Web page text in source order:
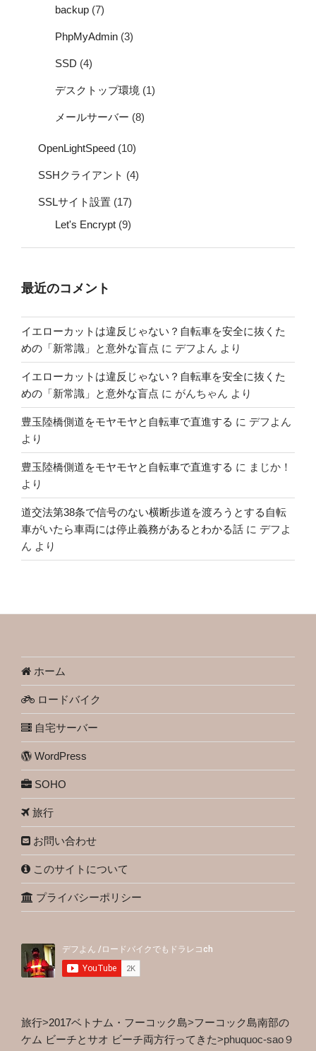
backup (7)
PhpMyAdmin (3)
SSD (4)
デスクトップ環境 (1)
メールサーバー (8)
OpenLightSpeed (10)
SSHクライアント (4)
SSLサイト設置 (17)
Let's Encrypt (9)
最近のコメント
イエローカットは違反じゃない？自転車を安全に抜くた
めの「新常識」と意外な盲点 に デフよん より
イエローカットは違反じゃない？自転車を安全に抜くた
めの「新常識」と意外な盲点 に がんちゃん より
豊玉陸橋側道をモヤモヤと自転車で直進する に デフよん
より
豊玉陸橋側道をモヤモヤと自転車で直進する に まじか！
より
道交法第38条で信号のない横断歩道を渡ろうとする自転
車がいたら車両には停止義務があるとわかる話 に デフよ
ん より
ホーム
ロードバイク
自宅サーバー
WordPress
SOHO
旅行
お問い合わせ
このサイトについて
プライバシーポリシー
旅行>2017ベトナム・フーコック島>フーコック島南部の
ケム ビーチとサオ ビーチ両方行ってきた>phuquoc-sao９